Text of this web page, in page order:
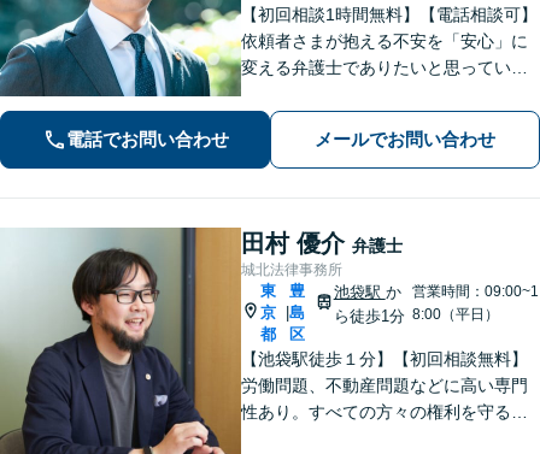
【初回相談1時間無料】【電話相談可】
依頼者さまが抱える不安を「安心」に
変える弁護士でありたいと思っていま
依頼者さまと密にコミュニケーション
を取ることを大切にしています。【休
日・夜間面談可】【メール・WEB相談
可】
電話でお問い合わせ メールでお問い合わせ
田村 優介 弁護士
城北法律事務所
東
京
都
豊
島
区
池袋駅 か
ら徒歩1分
営業時間：09:00~1
8:00（平日）
【池袋駅徒歩１分】【初回相談無料】
労働問題、不動産問題などに高い専門
性あり。すべての方々の権利を守る熱